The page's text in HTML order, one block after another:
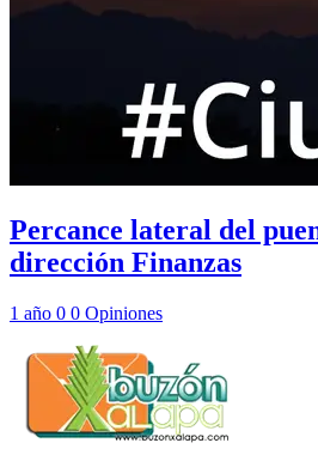
Percance lateral del
dirección Finanzas
1 año 0 0 Opiniones